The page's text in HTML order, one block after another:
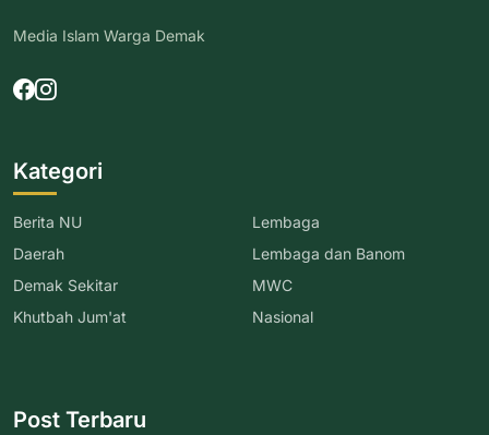
Media Islam Warga Demak
Kategori
Berita NU
Daerah
Demak Sekitar
Khutbah Jum'at
Lembaga
Lembaga dan Banom
MWC
Nasional
Post Terbaru